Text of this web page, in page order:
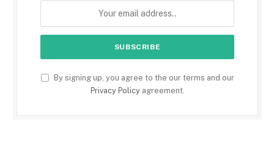
By signing up, you agree to the our terms and our
Privacy Policyagreement.